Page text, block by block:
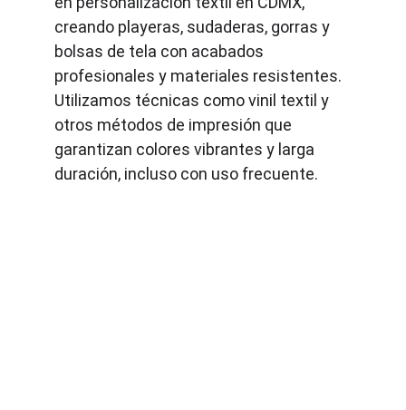
creando playeras, sudaderas, gorras y
bolsas de tela con acabados
profesionales y materiales resistentes.
Utilizamos técnicas como vinil textil y
otros métodos de impresión que
garantizan colores vibrantes y larga
duración, incluso con uso frecuente.